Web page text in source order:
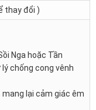
thay đổi )
Nga hoặc Tần
lý chống cong vênh
mang lại cảm giác êm